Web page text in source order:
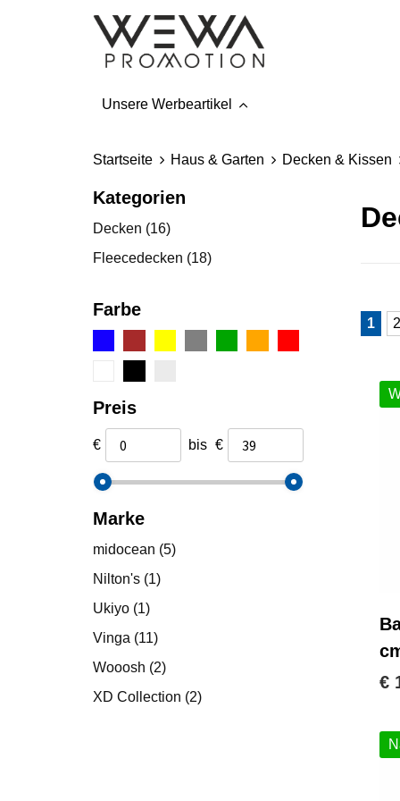
Unsere Werbeartikel
Startseite Haus & Garten Decken & Kissen
Kategorien
Decken (16)
Fleecedecken (18)
Farbe
Preis
€ bis €
Marke
midocean (5)
Nilton's (1)
Ukiyo (1)
Vinga (11)
Wooosh (2)
XD Collection (2)
1 2
€